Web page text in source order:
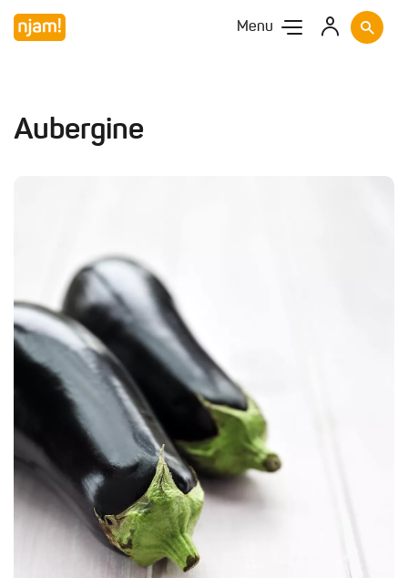
Menu
Aubergine